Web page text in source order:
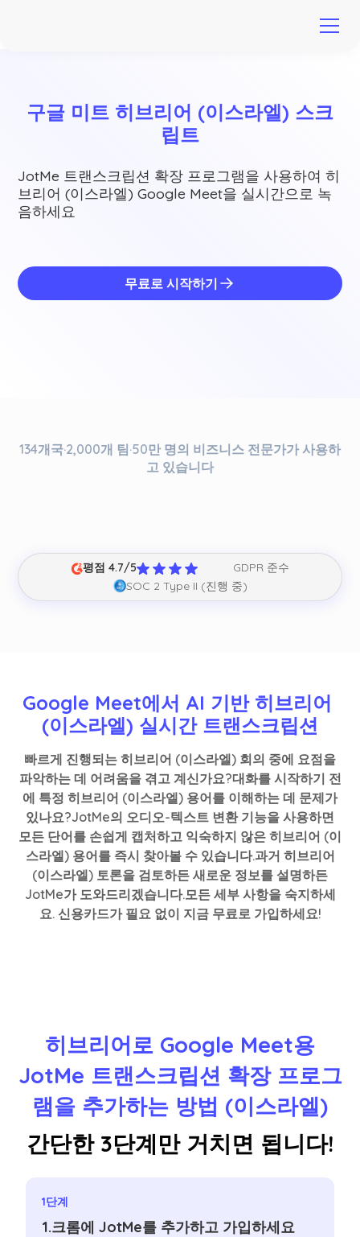
구글 미트 히브리어 (이스라엘) 스크
립트
JotMe 트랜스크립션 확장 프로그램을 사용하여 히
브리어 (이스라엘) Google Meet을 실시간으로 녹
음하세요
무료로 시작하기
134개국·2,000개 팀·50만 명의 비즈니스 전문가가 사용하
고 있습니다
평점 4.7/5
GDPR 준수
SOC 2 Type II (진행 중)
Google Meet에서 AI 기반 히브리어
(이스라엘) 실시간 트랜스크립션
빠르게 진행되는 히브리어 (이스라엘) 회의 중에 요점을
파악하는 데 어려움을 겪고 계신가요?대화를 시작하기 전
에 특정 히브리어 (이스라엘) 용어를 이해하는 데 문제가
있나요?JotMe의 오디오-텍스트 변환 기능을 사용하면
모든 단어를 손쉽게 캡처하고 익숙하지 않은 히브리어 (이
스라엘) 용어를 즉시 찾아볼 수 있습니다.과거 히브리어
(이스라엘) 토론을 검토하든 새로운 정보를 설명하든
JotMe가 도와드리겠습니다.모든 세부 사항을 숙지하세
요. 신용카드가 필요 없이 지금 무료로 가입하세요!
히브리어로 Google Meet용
JotMe 트랜스크립션 확장 프로그
램을 추가하는 방법 (이스라엘)
간단한 3단계만 거치면 됩니다!
1단계
1.크롬에 JotMe를 추가하고 가입하세요